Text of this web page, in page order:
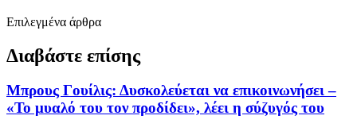
Επιλεγμένα άρθρα
Διαβάστε επίσης
Μπρους Γουίλις: Δυσκολεύεται να επικοινωνήσει –
«Το μυαλό του τον προδίδει», λέει η σύζυγός του